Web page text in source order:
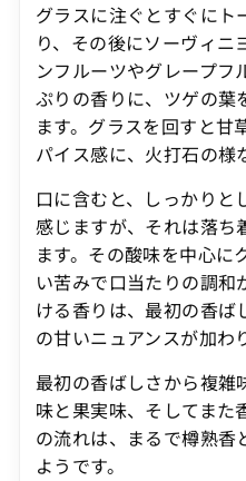
グラスに注ぐとすぐにト
り、その後にソーヴィニ
ンフルーツやグレープフ
ぷりの香りに、ツゲの葉
ます。グラスを回すと甘
パイス感に、火打石の様
口に含むと、しっかりと
感じますが、それは落ち
ます。その酸味を中心に
い苦みで口当たりの調和
ける香りは、最初の香
の甘いニュアンスが加わ
最初の香ばしさから複雑
味と果実味、そしてまた
の流れは、まるで樽熟香
ようです。